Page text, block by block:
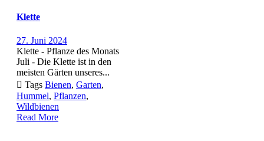
Klette
27. Juni 2024
Klette - Pflanze des Monats
Juli - Die Klette ist in den
meisten Gärten unseres...
 Tags Bienen, Garten,
Hummel, Pflanzen,
Wildbienen
Read More